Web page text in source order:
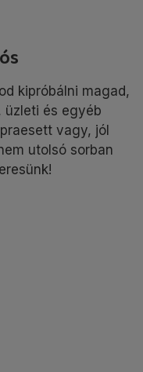
kipróbálni magad,
üzleti és egyéb
vagy, jól
utolsó sorban